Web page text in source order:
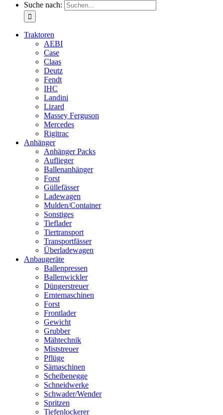
Suche nach:
Traktoren
AEBI
Case
Claas
Deutz
Fendt
IHC
Landini
Lizard
Massey Ferguson
Mercedes
Rigitrac
Anhänger
Anhänger Packs
Auflieger
Ballenanhänger
Forst
Güllefässer
Ladewagen
Mulden/Container
Sonstiges
Tieflader
Tiertransport
Transportfässer
Überladewagen
Anbaugeräte
Ballenpressen
Ballenwickler
Düngerstreuer
Erntemaschinen
Forst
Frontlader
Gewicht
Grubber
Mähtechnik
Miststreuer
Pflüge
Sämaschinen
Scheibenegge
Schneidwerke
Schwader/Wender
Spritzen
Tiefenlockerer